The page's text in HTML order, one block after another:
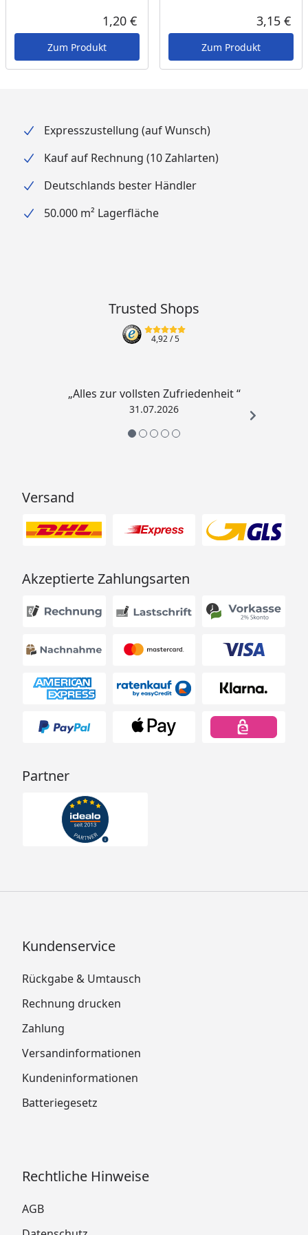
Aktueller Preis
1,20 €
Zum Produkt
3,15 €
Zum Produkt
Expresszustellung (auf Wunsch)
Kauf auf Rechnung (10 Zahlarten)
Deutschlands bester Händler
50.000 m² Lagerfläche
Trusted Shops
4,92/ 5
„Alles zur vollsten Zufriedenheit “
31.07.2026
Versand
Akzeptierte Zahlungsarten
Partner
Kundenservice
Rückgabe & Umtausch
Rechnung drucken
Zahlung
Versandinformationen
Kundeninformationen
Batteriegesetz
Rechtliche Hinweise
AGB